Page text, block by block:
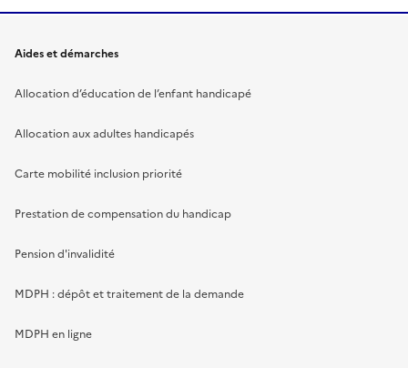
Aides et démarches
Allocation d’éducation de l’enfant handicapé
Allocation aux adultes handicapés
Carte mobilité inclusion priorité
Prestation de compensation du handicap
Pension d'invalidité
MDPH : dépôt et traitement de la demande
MDPH en ligne